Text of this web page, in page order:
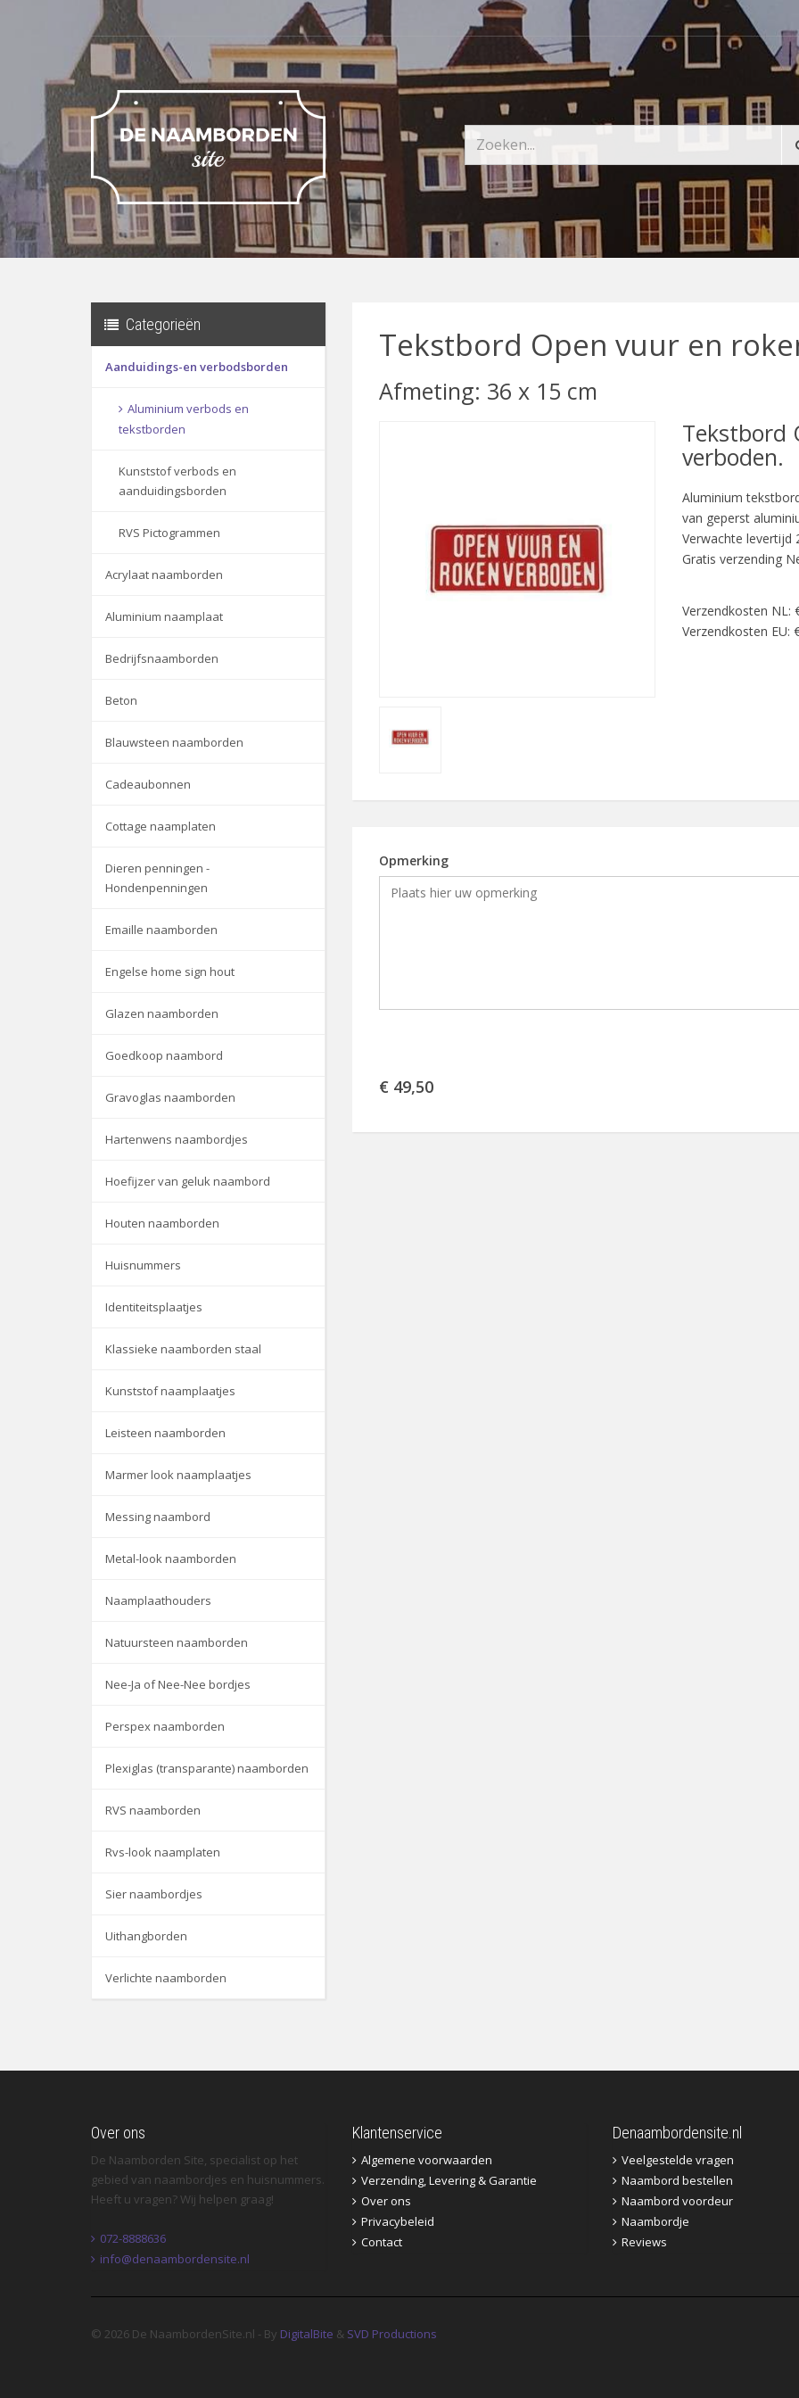
Categorieën
Aanduidings-en verbodsborden
Aluminium verbods en
tekstborden
Kunststof verbods en
aanduidingsborden
RVS Pictogrammen
Acrylaat naamborden
Aluminium naamplaat
Bedrijfsnaamborden
Beton
Blauwsteen naamborden
Cadeaubonnen
Cottage naamplaten
Dieren penningen -
Hondenpenningen
Emaille naamborden
Engelse home sign hout
Glazen naamborden
Goedkoop naambord
Gravoglas naamborden
Hartenwens naambordjes
Hoefijzer van geluk naambord
Houten naamborden
Huisnummers
Identiteitsplaatjes
Klassieke naamborden staal
Kunststof naamplaatjes
Leisteen naamborden
Marmer look naamplaatjes
Messing naambord
Metal-look naamborden
Naamplaathouders
Natuursteen naamborden
Nee-Ja of Nee-Nee bordjes
Perspex naamborden
Plexiglas (transparante) naamborden
RVS naamborden
Rvs-look naamplaten
Sier naambordjes
Uithangborden
Verlichte naamborden
Tekstbord Open vuur en
Afmeting: 36 x 15 cm
Tekstbord
verboden.
Aluminium
van geperst
Verwachte levertijd
Gratis verzending
Verzendkosten NL:
Verzendkosten EU:
Opmerking
€ 49,50
Over ons
De Naamborden Site, specialist op het
gebied van naambordjes en huisnummers.
Heeft u vragen? Wij helpen graag!
072-8888636
info@denaambordensite.nl
Klantenservice
Algemene voorwaarden
Verzending, Levering & Garantie
Over ons
Privacybeleid
Contact
Denaambordensite.nl
Veelgestelde vragen
Naambord bestellen
Naambord voordeur
Naambordje
Reviews
© 2026 De NaambordenSite.nl - By DigitalBite & SVD Productions